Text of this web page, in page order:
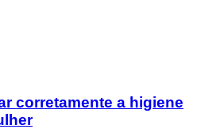
corretamente a higiene